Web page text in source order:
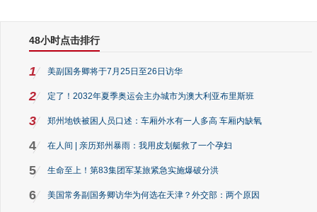
48小时点击排行
1 美副国务卿将于7月25日至26日访华
2 定了！2032年夏季奥运会主办城市为澳大利亚布里斯班
3 郑州地铁被困人员口述：车厢外水有一人多高 车厢内缺氧
4 在人间 | 亲历郑州暴雨：我用皮划艇救了一个孕妇
5 生命至上！第83集团军某旅紧急实施爆破分洪
6 美国常务副国务卿访华为何选在天津？外交部：两个原因